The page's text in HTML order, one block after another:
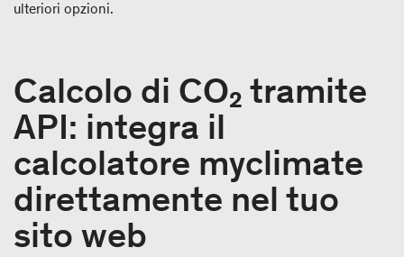
ulteriori opzioni.
Calcolo di CO₂ tramite
API: integra il
calcolatore myclimate
direttamente nel tuo
sito web